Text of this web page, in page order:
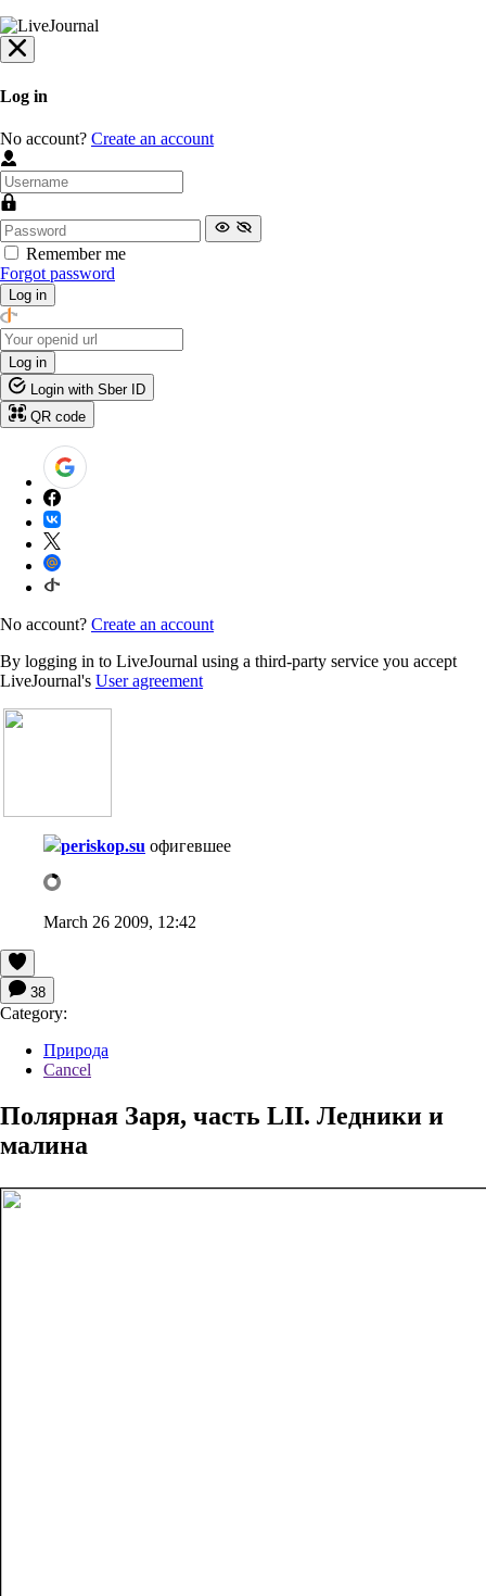
Log in
No account? Create an account
Remember me
Forgot password
Log in
Log in
Login with Sber ID
QR code
No account? Create an account
By logging in to LiveJournal using a third-party service you accept
LiveJournal's User agreement
periskop.su офигевшее
March 26 2009, 12:42
38
Category:
Природа
Cancel
Полярная Заря, часть LII. Ледники и
малина